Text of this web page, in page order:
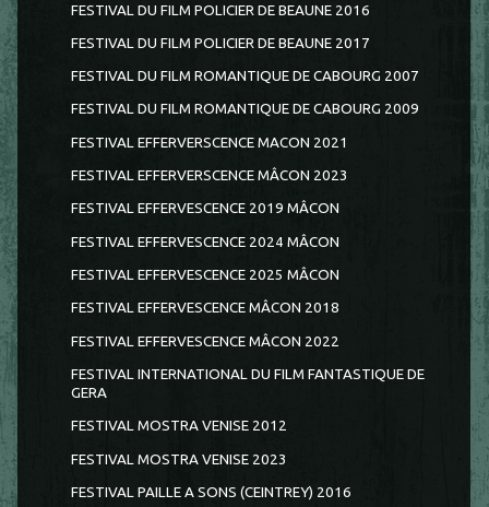
FESTIVAL DU FILM POLICIER DE BEAUNE 2016
FESTIVAL DU FILM POLICIER DE BEAUNE 2017
FESTIVAL DU FILM ROMANTIQUE DE CABOURG 2007
FESTIVAL DU FILM ROMANTIQUE DE CABOURG 2009
FESTIVAL EFFERVERSCENCE MACON 2021
FESTIVAL EFFERVERSCENCE MÂCON 2023
FESTIVAL EFFERVESCENCE 2019 MÂCON
FESTIVAL EFFERVESCENCE 2024 MÂCON
FESTIVAL EFFERVESCENCE 2025 MÂCON
FESTIVAL EFFERVESCENCE MÂCON 2018
FESTIVAL EFFERVESCENCE MÂCON 2022
FESTIVAL INTERNATIONAL DU FILM FANTASTIQUE DE
GERA
FESTIVAL MOSTRA VENISE 2012
FESTIVAL MOSTRA VENISE 2023
FESTIVAL PAILLE A SONS (CEINTREY) 2016